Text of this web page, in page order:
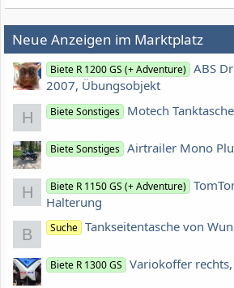
Neue Anzeigen im Marktplatz
Biete R 1200 GS (+ Adventure) ABS
2007, Übungsobjekt
H Biete Sonstiges Motech
Biete Sonstiges Airtrailer Mono
H Biete R 1150 GS (+ Adventure)
Halterung
B Suche Tankseitentasche von
Biete R 1300 GS Variokoffer